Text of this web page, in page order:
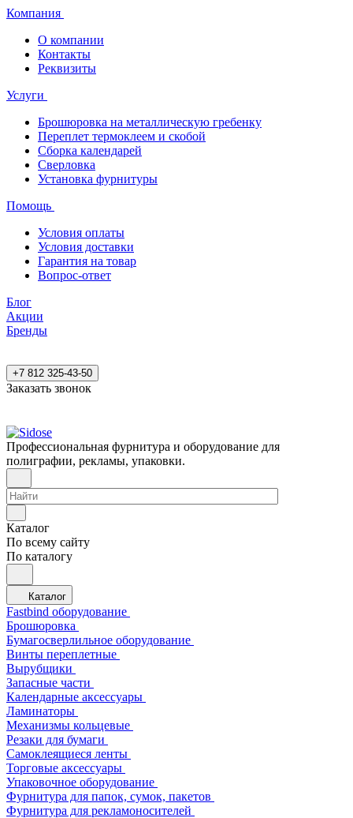
Компания
О компании
Контакты
Реквизиты
Услуги
Брошюровка на металлическую гребенку
Переплет термоклеем и скобой
Сборка календарей
Сверловка
Установка фурнитуры
Помощь
Условия оплаты
Условия доставки
Гарантия на товар
Вопрос-ответ
Блог
Акции
Бренды
+7 812 325-43-50
Заказать звонок
Профессиональная фурнитура и оборудование для
полиграфии, рекламы, упаковки.
Каталог
По всему сайту
По каталогу
Каталог
Fastbind оборудование
Брошюровка
Бумагосверлильное оборудование
Винты переплетные
Вырубщики
Запасные части
Календарные аксессуары
Ламинаторы
Механизмы кольцевые
Резаки для бумаги
Самоклеящиеся ленты
Торговые аксессуары
Упаковочное оборудование
Фурнитура для папок, сумок, пакетов
Фурнитура для рекламоносителей